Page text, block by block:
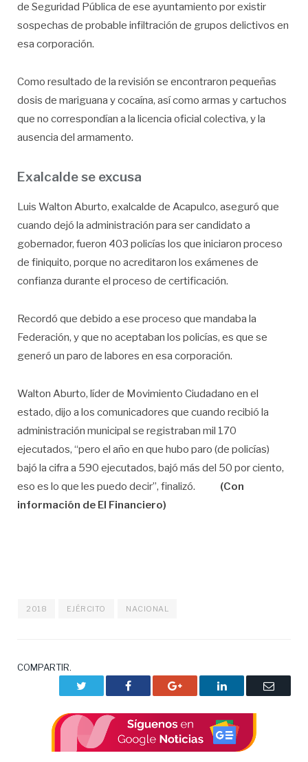
de Seguridad Pública de ese ayuntamiento por existir
sospechas de probable infiltración de grupos delictivos en
esa corporación.
Como resultado de la revisión se encontraron pequeñas
dosis de mariguana y cocaína, así como armas y cartuchos
que no correspondían a la licencia oficial colectiva, y la
ausencia del armamento.
Exalcalde se excusa
Luis Walton Aburto, exalcalde de Acapulco, aseguró que
cuando dejó la administración para ser candidato a
gobernador, fueron 403 policías los que iniciaron proceso
de finiquito, porque no acreditaron los exámenes de
confianza durante el proceso de certificación.
Recordó que debido a ese proceso que mandaba la
Federación, y que no aceptaban los policías, es que se
generó un paro de labores en esa corporación.
Walton Aburto, líder de Movimiento Ciudadano en el
estado, dijo a los comunicadores que cuando recibió la
administración municipal se registraban mil 170
ejecutados, “pero el año en que hubo paro (de policías)
bajó la cifra a 590 ejecutados, bajó más del 50 por ciento,
eso es lo que les puedo decir”, finalizó. (Con
información de El Financiero)
2018 EJÉRCITO NACIONAL
COMPARTIR.
Facebook Google+ LinkedIn
Correo